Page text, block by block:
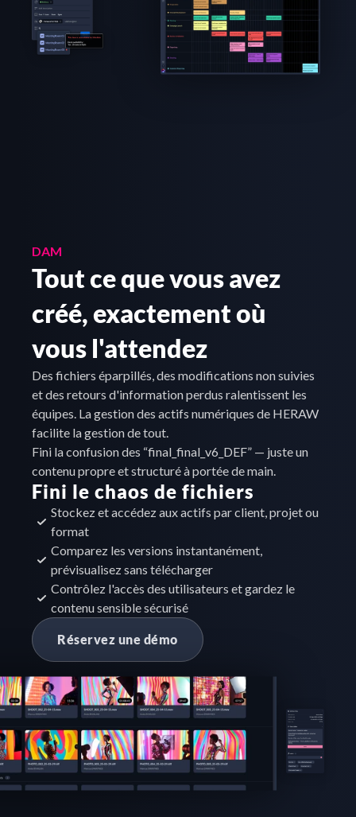
DAM
Tout ce que vous avez
créé, exactement où
vous l'attendez
Des fichiers éparpillés, des modifications non suivies
et des retours d'information perdus ralentissent les
équipes. La gestion des actifs numériques de HERAW
facilite la gestion de tout.
Fini la confusion des “final_final_v6_DEF” — juste un
contenu propre et structuré à portée de main.
Fini le chaos de fichiers
Stockez et accédez aux actifs par client, projet ou
format
Comparez les versions instantanément,
prévisualisez sans télécharger
Contrôlez l'accès des utilisateurs et gardez le
contenu sensible sécurisé
Réservez une démo